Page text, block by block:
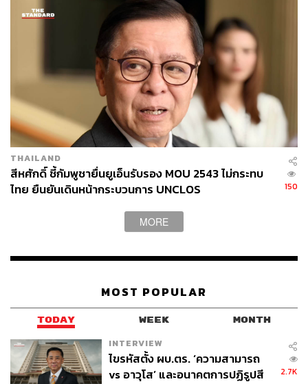
THAILAND
สีหศักดิ์ ชี้กัมพูชายื่นยูเอ็นรับรอง MOU 2543 ไม่กระทบ
ไทย ยืนยันเดินหน้ากระบวนการ UNCLOS
150
MORE
MOST POPULAR
TODAY WEEK MONTH
INTERVIEW
ไขรหัสตั้ง ผบ.ตร. ‘ความสามารถ
vs อาวุโส’ และอนาคตการปฏิรูปสี
2.7K